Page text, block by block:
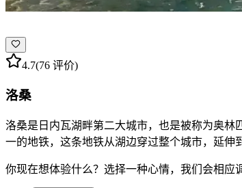
4.7(76 评价)
洛桑
洛桑是日内瓦湖畔第二大城市，也是被称为奥
一的地铁，这条地铁从湖边穿过整个城市，延伸
你现在想体验什么？选择一种心情，我们会相应